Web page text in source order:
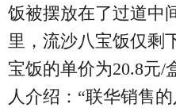
饭被摆放在了过道中
里，流沙八宝饭仅剩
宝饭的单价为20.8元/
人介绍：“联华销售